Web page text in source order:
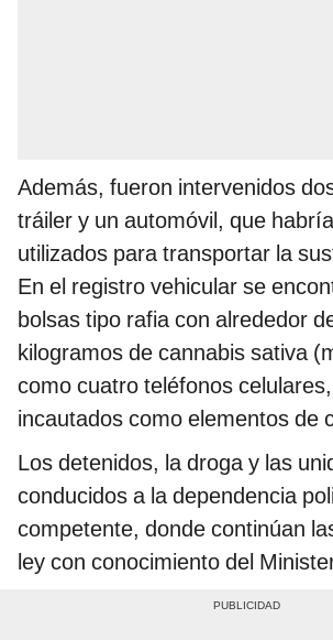
Además, fueron intervenidos
tráiler y un automóvil, que
utilizados para transportar la
En el registro vehicular se
bolsas tipo rafia con alrededor
kilogramos de cannabis sativa
como cuatro teléfonos
incautados como elementos de
Los detenidos, la droga y las
conducidos a la dependencia
competente, donde continúan
ley con conocimiento del